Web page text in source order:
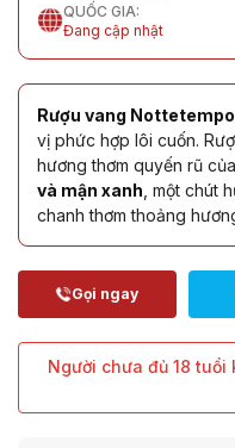
QUỐC GIA:
Đang cập nhật
Rượu vang
vị phức hợp lôi cuốn.
hương thơm quyến rũ
và mận xanh , một chút
chanh thơm thoảng
Người chưa đủ 18 tuổi